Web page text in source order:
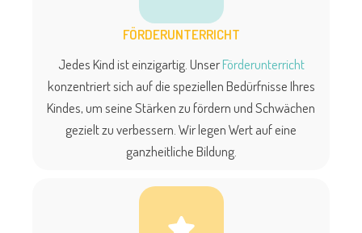
FÖRDERUNTERRICHT
Jedes Kind ist einzigartig. UnserFörderunterricht
konzentriert sich auf die speziellen Bedürfnisse Ihres
Kindes, um seine Stärken zu fördern und Schwächen
gezielt zu verbessern. Wir legen Wert auf eine
ganzheitliche Bildung.